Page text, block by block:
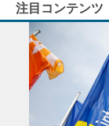
注目コンテンツ